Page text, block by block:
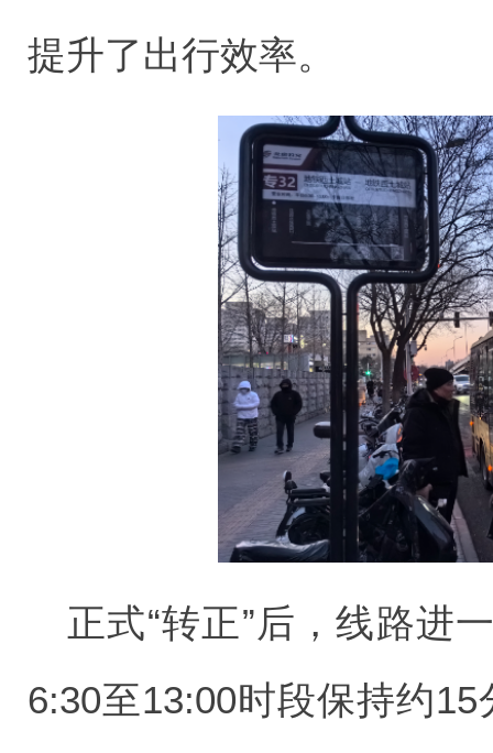
提升了出行效率。
正式“转正”后，线路进
6:30至13:00时段保持约